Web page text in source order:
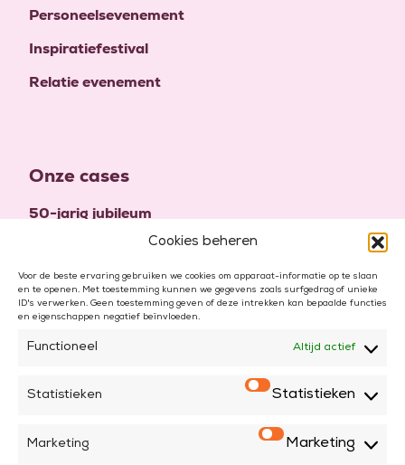
Cookies beheren
Voor de beste ervaring gebruiken we cookies om apparaat-informatie op te slaan
en te openen. Met toestemming kunnen we gegevens zoals surfgedrag of unieke
ID's verwerken. Geen toestemming geven of deze intrekken kan bepaalde functies
en eigenschappen negatief beïnvloeden.
Functioneel Altijd actief
Statistieken Statistieken
Marketing Marketing
Personeelsevenement
Inspiratiefestival
Relatie evenement
Onze cases
50-jarig jubileum
High five to twenty-five
100-jarig jubileum